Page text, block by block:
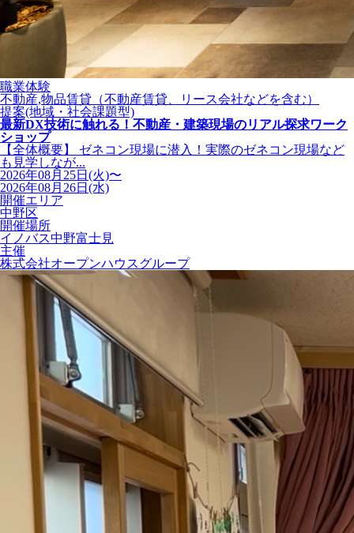
職業体験
不動産,物品賃貸（不動産賃貸、リース会社などを含む）
提案(地域・社会課題型)
最新DX技術に触れる！不動産・建築現場のリアル探求ワーク
ショップ
【全体概要】 ゼネコン現場に潜入！実際のゼネコン現場など
も見学しなが...
2026年08月25日(火)〜
2026年08月26日(水)
開催エリア
中野区
開催場所
イノバス中野富士見
主催
株式会社オープンハウスグループ